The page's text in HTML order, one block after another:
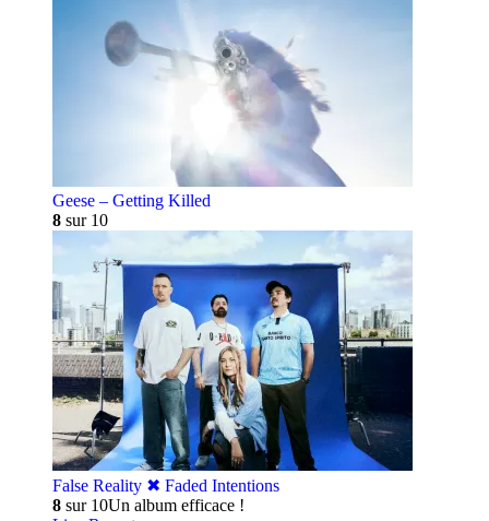
Geese – Getting Killed
8 sur 10
False Reality ✖︎ Faded Intentions
8 sur 10Un album efficace !